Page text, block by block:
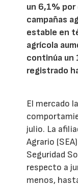
un 6,1%
campañas
estable en
agrícola
continúa un
registrado
El mercado
julio. La
Agrario
Seguridad
respecto a
menos,